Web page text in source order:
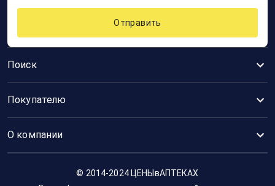
Поиск
Покупателю
О компании
Отправить
© 2014-2024 ЦЕНЫвАПТЕКАХ